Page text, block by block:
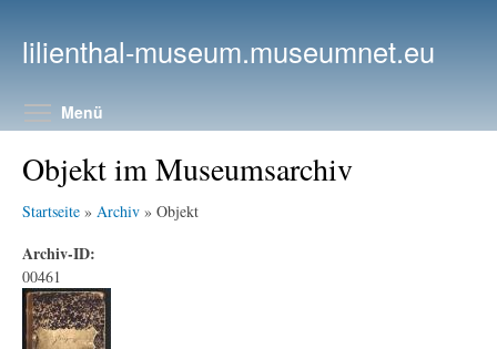
lilienthal-museum.museumnet.eu
Menü
Objekt im Museumsarchiv
Startseite » Archiv » Objekt
Archiv-ID:
00461